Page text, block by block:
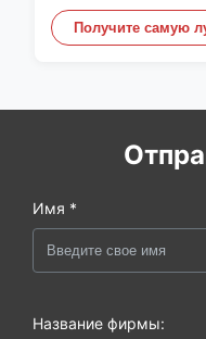
монитор из
стали 316L
Получите самую
Имя *
Название фирмы: